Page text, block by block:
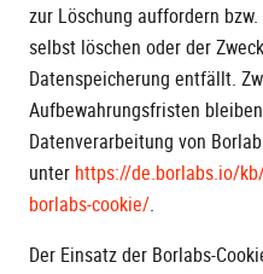
zur Löschung auffordern
selbst löschen oder der
Datenspeicherung entfällt.
Aufbewahrungsfristen
Datenverarbeitung von
unter https://de.borlabs.io/
borlabs-cookie/.
Der Einsatz der Borlabs-